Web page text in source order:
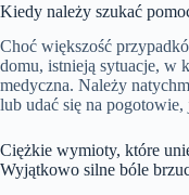
Kiedy należy szukać
Choć większość
domu, istnieją sytuacje, w
medyczna. Należy
lub udać się na
Ciężkie wymioty, które
Wyjątkowo silne bóle